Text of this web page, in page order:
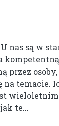
nas są w
kompetentną
przez
na temacie.
wieloletnim
te...